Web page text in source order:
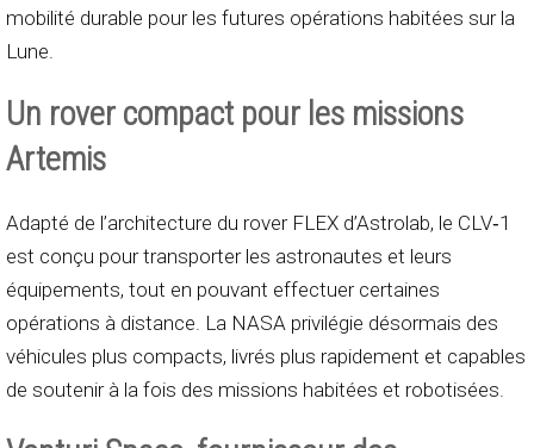
mobilité durable pour les futures opérations habitées sur la
Lune.
Un rover compact pour les missions
Artemis
Adapté de l’architecture du rover FLEX d’Astrolab, le CLV‑1
est conçu pour transporter les astronautes et leurs
équipements, tout en pouvant effectuer certaines
opérations à distance. La NASA privilégie désormais des
véhicules plus compacts, livrés plus rapidement et capables
de soutenir à la fois des missions habitées et robotisées.